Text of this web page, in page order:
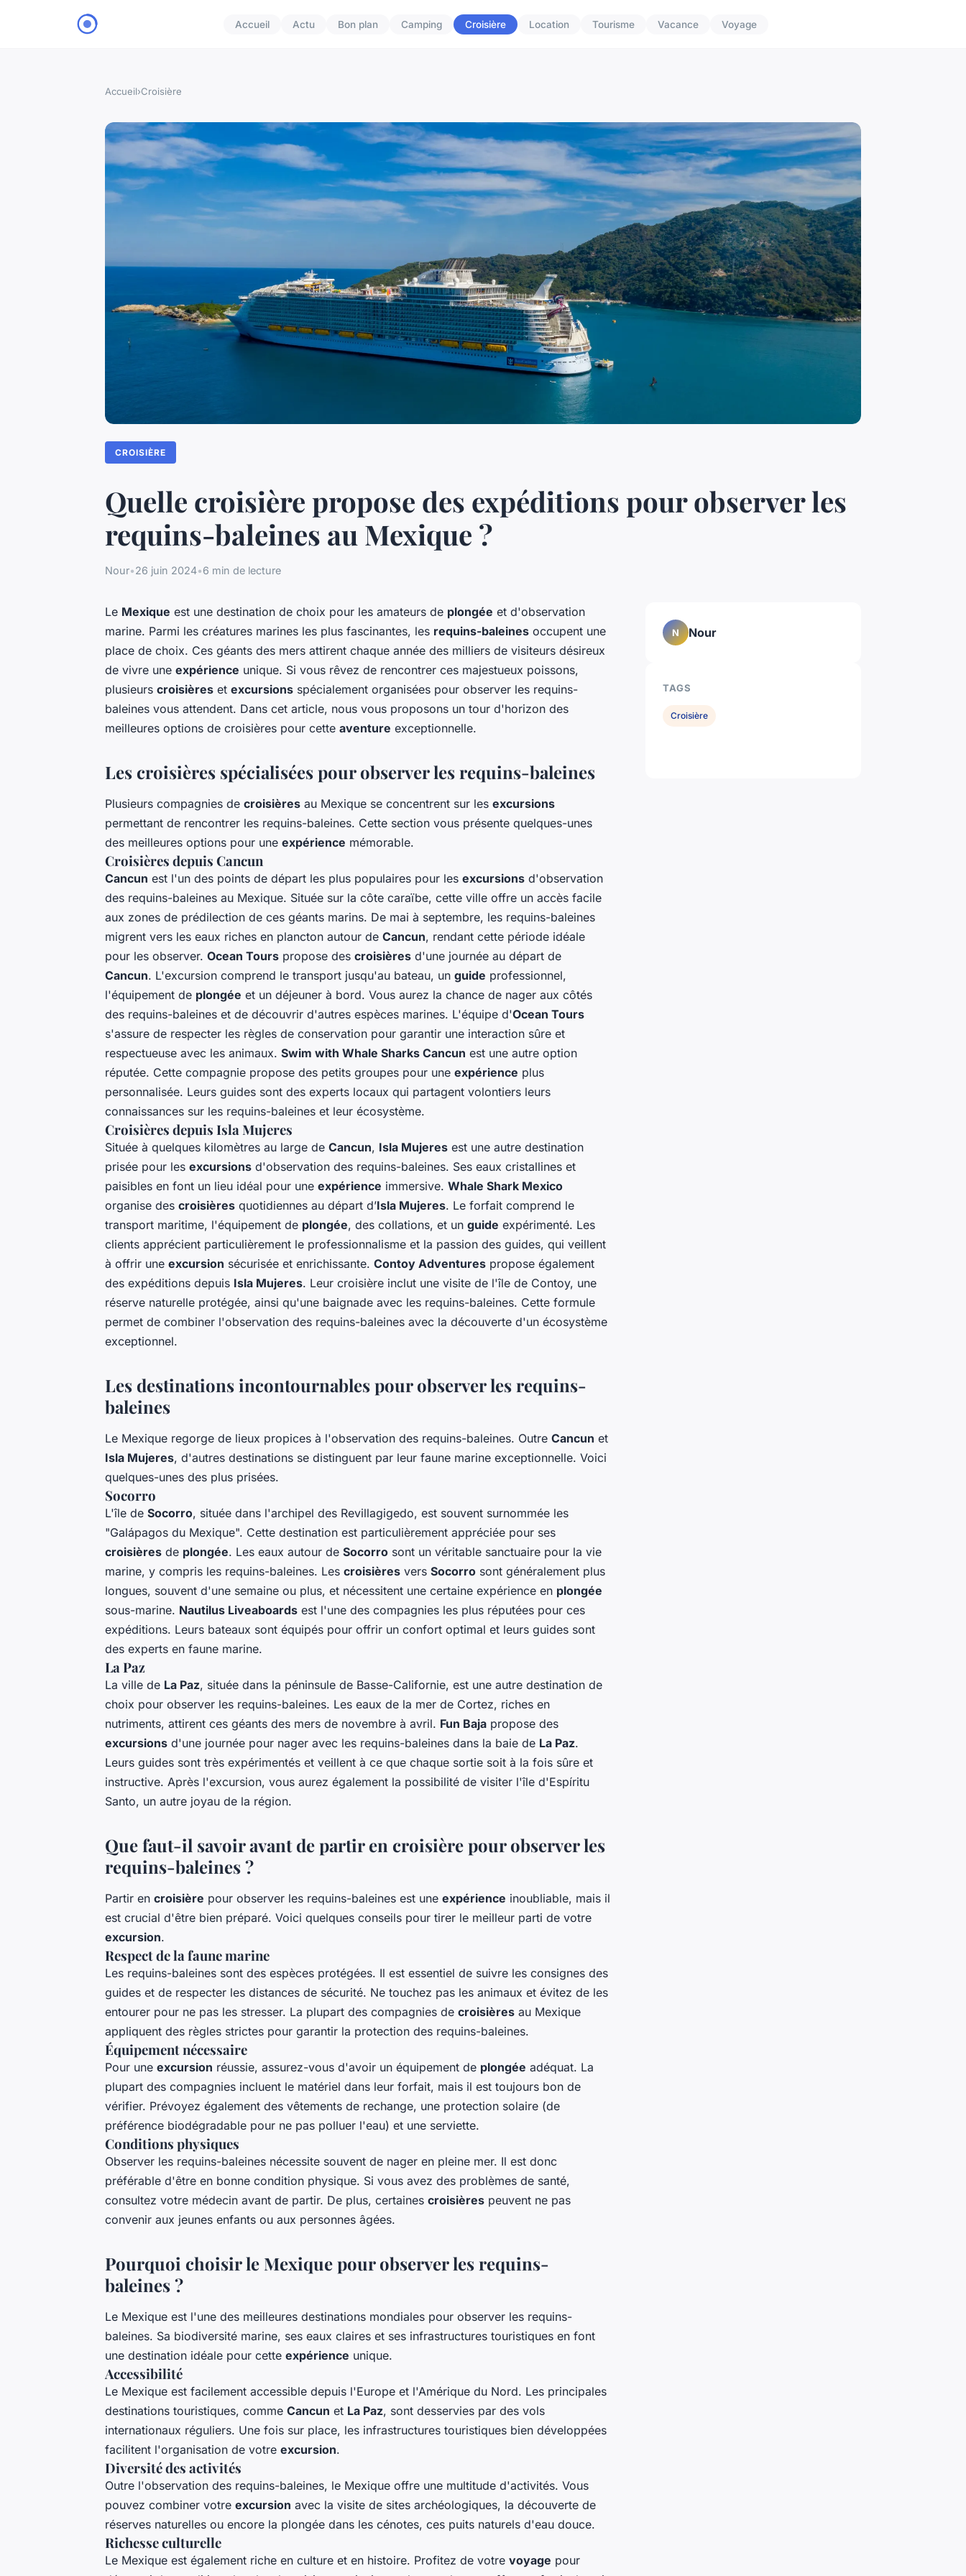
Accueil Actu Bon plan Camping Croisière Location Tourisme Vacance Voyage
Accueil›Croisière
CROISIÈRE
Quelle croisière propose des expéditions pour observer les
requins-baleines au Mexique ?
Nour•26 juin 2024•6 min de lecture
Le Mexique est une destination de choix pour les amateurs de plongée et d'observation
marine. Parmi les créatures marines les plus fascinantes, les requins-baleines occupent une
place de choix. Ces géants des mers attirent chaque année des milliers de visiteurs désireux
de vivre une expérience unique. Si vous rêvez de rencontrer ces majestueux poissons,
plusieurs croisières et excursions spécialement organisées pour observer les requins-
baleines vous attendent. Dans cet article, nous vous proposons un tour d'horizon des
meilleures options de croisières pour cette aventure exceptionnelle.
Les croisières spécialisées pour observer les requins-baleines
Plusieurs compagnies de croisières au Mexique se concentrent sur les excursions
permettant de rencontrer les requins-baleines. Cette section vous présente quelques-unes
des meilleures options pour une expérience mémorable.
Croisières depuis Cancun
Cancun est l'un des points de départ les plus populaires pour les excursions d'observation
des requins-baleines au Mexique. Située sur la côte caraïbe, cette ville offre un accès facile
aux zones de prédilection de ces géants marins. De mai à septembre, les requins-baleines
migrent vers les eaux riches en plancton autour de Cancun, rendant cette période idéale
pour les observer. Ocean Tours propose des croisières d'une journée au départ de
Cancun. L'excursion comprend le transport jusqu'au bateau, un guide professionnel,
l'équipement de plongée et un déjeuner à bord. Vous aurez la chance de nager aux côtés
des requins-baleines et de découvrir d'autres espèces marines. L'équipe d'Ocean Tours
s'assure de respecter les règles de conservation pour garantir une interaction sûre et
respectueuse avec les animaux. Swim with Whale Sharks Cancun est une autre option
réputée. Cette compagnie propose des petits groupes pour une expérience plus
personnalisée. Leurs guides sont des experts locaux qui partagent volontiers leurs
connaissances sur les requins-baleines et leur écosystème.
Croisières depuis Isla Mujeres
Située à quelques kilomètres au large de Cancun, Isla Mujeres est une autre destination
prisée pour les excursions d'observation des requins-baleines. Ses eaux cristallines et
paisibles en font un lieu idéal pour une expérience immersive. Whale Shark Mexico
organise des croisières quotidiennes au départ d’Isla Mujeres. Le forfait comprend le
transport maritime, l'équipement de plongée, des collations, et un guide expérimenté. Les
clients apprécient particulièrement le professionnalisme et la passion des guides, qui veillent
à offrir une excursion sécurisée et enrichissante. Contoy Adventures propose également
des expéditions depuis Isla Mujeres. Leur croisière inclut une visite de l'île de Contoy, une
réserve naturelle protégée, ainsi qu'une baignade avec les requins-baleines. Cette formule
permet de combiner l'observation des requins-baleines avec la découverte d'un écosystème
exceptionnel.
Les destinations incontournables pour observer les requins-
baleines
Le Mexique regorge de lieux propices à l'observation des requins-baleines. Outre Cancun et
Isla Mujeres, d'autres destinations se distinguent par leur faune marine exceptionnelle. Voici
quelques-unes des plus prisées.
Socorro
L'île de Socorro, située dans l'archipel des Revillagigedo, est souvent surnommée les
"Galápagos du Mexique". Cette destination est particulièrement appréciée pour ses
croisières de plongée. Les eaux autour de Socorro sont un véritable sanctuaire pour la vie
marine, y compris les requins-baleines. Les croisières vers Socorro sont généralement plus
longues, souvent d'une semaine ou plus, et nécessitent une certaine expérience en plongée
sous-marine. Nautilus Liveaboards est l'une des compagnies les plus réputées pour ces
expéditions. Leurs bateaux sont équipés pour offrir un confort optimal et leurs guides sont
des experts en faune marine.
La Paz
La ville de La Paz, située dans la péninsule de Basse-Californie, est une autre destination de
choix pour observer les requins-baleines. Les eaux de la mer de Cortez, riches en
nutriments, attirent ces géants des mers de novembre à avril. Fun Baja propose des
excursions d'une journée pour nager avec les requins-baleines dans la baie de La Paz.
Leurs guides sont très expérimentés et veillent à ce que chaque sortie soit à la fois sûre et
instructive. Après l'excursion, vous aurez également la possibilité de visiter l'île d'Espíritu
Santo, un autre joyau de la région.
Que faut-il savoir avant de partir en croisière pour observer les
requins-baleines ?
Partir en croisière pour observer les requins-baleines est une expérience inoubliable, mais il
est crucial d'être bien préparé. Voici quelques conseils pour tirer le meilleur parti de votre
excursion.
Respect de la faune marine
Les requins-baleines sont des espèces protégées. Il est essentiel de suivre les consignes des
guides et de respecter les distances de sécurité. Ne touchez pas les animaux et évitez de les
entourer pour ne pas les stresser. La plupart des compagnies de croisières au Mexique
appliquent des règles strictes pour garantir la protection des requins-baleines.
Équipement nécessaire
Pour une excursion réussie, assurez-vous d'avoir un équipement de plongée adéquat. La
plupart des compagnies incluent le matériel dans leur forfait, mais il est toujours bon de
vérifier. Prévoyez également des vêtements de rechange, une protection solaire (de
préférence biodégradable pour ne pas polluer l'eau) et une serviette.
Conditions physiques
Observer les requins-baleines nécessite souvent de nager en pleine mer. Il est donc
préférable d'être en bonne condition physique. Si vous avez des problèmes de santé,
consultez votre médecin avant de partir. De plus, certaines croisières peuvent ne pas
convenir aux jeunes enfants ou aux personnes âgées.
Pourquoi choisir le Mexique pour observer les requins-
baleines ?
Le Mexique est l'une des meilleures destinations mondiales pour observer les requins-
baleines. Sa biodiversité marine, ses eaux claires et ses infrastructures touristiques en font
une destination idéale pour cette expérience unique.
Accessibilité
Le Mexique est facilement accessible depuis l'Europe et l'Amérique du Nord. Les principales
destinations touristiques, comme Cancun et La Paz, sont desservies par des vols
internationaux réguliers. Une fois sur place, les infrastructures touristiques bien développées
facilitent l'organisation de votre excursion.
Diversité des activités
Outre l'observation des requins-baleines, le Mexique offre une multitude d'activités. Vous
pouvez combiner votre excursion avec la visite de sites archéologiques, la découverte de
réserves naturelles ou encore la plongée dans les cénotes, ces puits naturels d'eau douce.
Richesse culturelle
Le Mexique est également riche en culture et en histoire. Profitez de votre voyage pour
N Nour
TAGS
Croisière